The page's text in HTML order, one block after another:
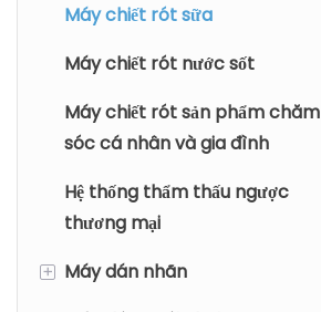
Máy chiết rót nước ép
Máy chiết rót đồ uống có ga
Máy chiết rót nước 5 gallon
Máy chiết rót bia
Máy chiết rót rượu
Máy chiết rót đồ uống vào lon
Máy chiết rót sữa
Máy chiết rót nước sốt
Máy chiết rót sản phẩm chăm
sóc cá nhân và gia đình
Hệ thống thẩm thấu ngược
thương mại
+ Máy dán nhãn